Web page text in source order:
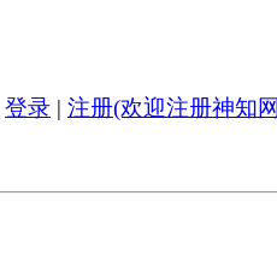
登录 | 注册(欢迎注册神知